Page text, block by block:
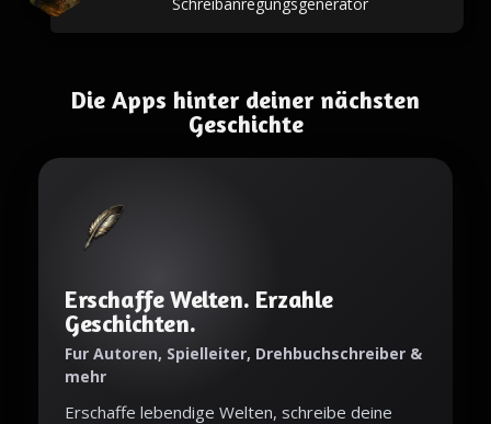
Die Apps hinter deiner nächsten
Geschichte
Erschaffe Welten. Erzahle
Geschichten.
Fur Autoren, Spielleiter, Drehbuchschreiber &
mehr
Erschaffe lebendige Welten, schreibe deine